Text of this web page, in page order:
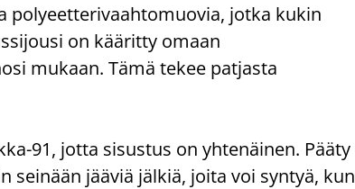
polyeetterivaahtomuovia, jotka kukin
on kääritty omaan
mukaan. Tämä tekee patjasta
91, jotta sisustus on yhtenäinen. Pääty
seinään jääviä jälkiä, joita voi syntyä, kun